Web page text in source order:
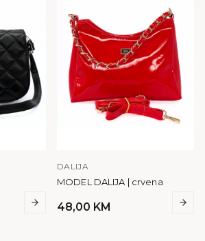
DALIJA
MODEL DALIJA | crvena
48,00 KM